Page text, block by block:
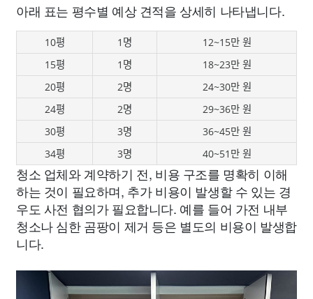
아래 표는 평수별 예상 견적을 상세히 나타냅니다.
10평 1명
12~15만 원
15평
1명
18~23만 원
20평
2명
24~30만 원
24평
2명
29~36만 원
30평
3명
36~45만 원
34평
3명 40~51만 원
청소 업체와 계약하기 전, 비용 구조를 명확히 이해
하는 것이 필요하며, 추가 비용이 발생할 수 있는 경
우도 사전 협의가 필요합니다. 예를 들어 가전 내부
청소나 심한 곰팡이 제거 등은 별도의 비용이 발생합
니다.